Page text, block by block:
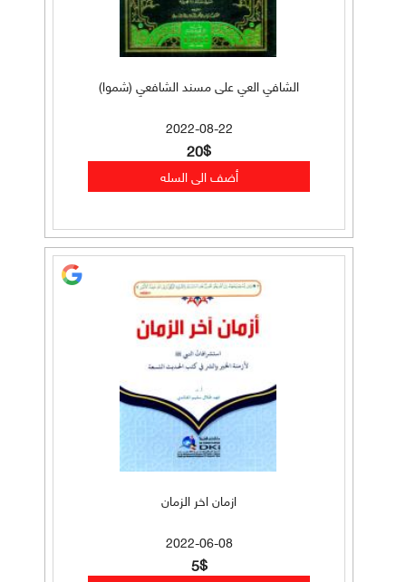
الشافي العي على مسند الشافعي (شموا)
2022-08-22
20$
ازمان اخر الزمان
2022-06-08
5$